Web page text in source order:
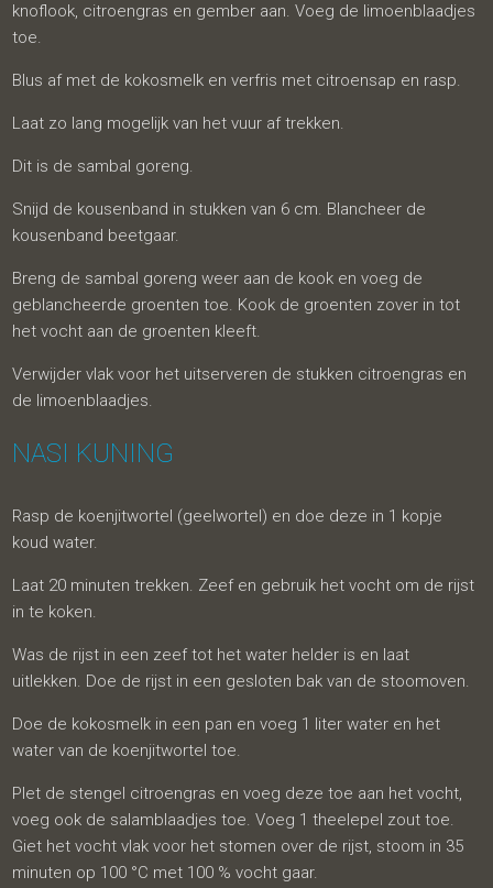
knoflook, citroengras en gember aan. Voeg de limoenblaadjes
toe.
Blus af met de kokosmelk en verfris met citroensap en rasp.
Laat zo lang mogelijk van het vuur af trekken.
Dit is de sambal goreng.
Snijd de kousenband in stukken van 6 cm. Blancheer de
kousenband beetgaar.
Breng de sambal goreng weer aan de kook en voeg de
geblancheerde groenten toe. Kook de groenten zover in tot
het vocht aan de groenten kleeft.
Verwijder vlak voor het uitserveren de stukken citroengras en
de limoenblaadjes.
NASI KUNING
Rasp de koenjitwortel (geelwortel) en doe deze in 1 kopje
koud water.
Laat 20 minuten trekken. Zeef en gebruik het vocht om de rijst
in te koken.
Was de rijst in een zeef tot het water helder is en laat
uitlekken. Doe de rijst in een gesloten bak van de stoomoven.
Doe de kokosmelk in een pan en voeg 1 liter water en het
water van de koenjitwortel toe.
Plet de stengel citroengras en voeg deze toe aan het vocht,
voeg ook de salamblaadjes toe. Voeg 1 theelepel zout toe.
Giet het vocht vlak voor het stomen over de rijst, stoom in 35
minuten op 100 °C met 100 % vocht gaar.